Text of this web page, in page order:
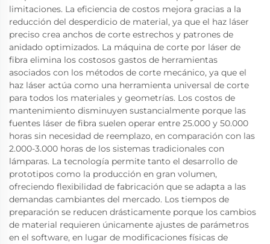
limitaciones. La eficiencia de costos mejora gracias a la
reducción del desperdicio de material, ya que el haz láser
preciso crea anchos de corte estrechos y patrones de
anidado optimizados. La máquina de corte por láser de
fibra elimina los costosos gastos de herramientas
asociados con los métodos de corte mecánico, ya que el
haz láser actúa como una herramienta universal de corte
para todos los materiales y geometrías. Los costos de
mantenimiento disminuyen sustancialmente porque las
fuentes láser de fibra suelen operar entre 25.000 y 50.000
horas sin necesidad de reemplazo, en comparación con las
2.000-3.000 horas de los sistemas tradicionales con
lámparas. La tecnología permite tanto el desarrollo de
prototipos como la producción en gran volumen,
ofreciendo flexibilidad de fabricación que se adapta a las
demandas cambiantes del mercado. Los tiempos de
preparación se reducen drásticamente porque los cambios
de material requieren únicamente ajustes de parámetros
en el software, en lugar de modificaciones físicas de